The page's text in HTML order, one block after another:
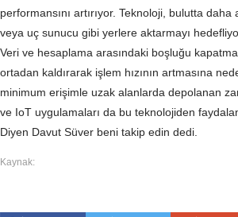
performansını artırıyor. Teknoloji, bulutta daha
veya uç sunucu gibi yerlere aktarmayı
Veri ve hesaplama arasındaki boşluğu
ortadan kaldırarak işlem hızının artmasına
minimum erişimle uzak alanlarda depolanan
ve IoT uygulamaları da bu teknolojiden
Diyen Davut Süver beni takip edin dedi.
Kaynak: